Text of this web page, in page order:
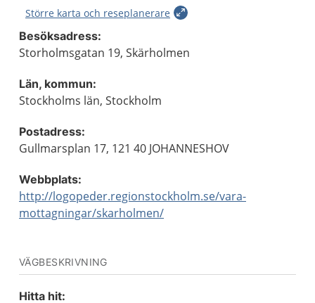
Större karta och reseplanerare
Besöksadress:
Storholmsgatan 19, Skärholmen
Län, kommun:
Stockholms län, Stockholm
Postadress:
Gullmarsplan 17, 121 40 JOHANNESHOV
Webbplats:
http://logopeder.regionstockholm.se/vara-
mottagningar/skarholmen/
VÄGBESKRIVNING
Hitta hit: